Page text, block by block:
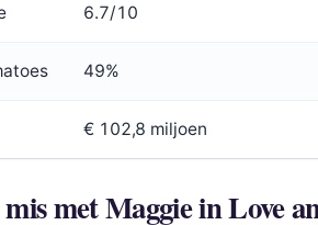
6.7/10
49%
€ 102,8 miljoen
met Maggie in Love